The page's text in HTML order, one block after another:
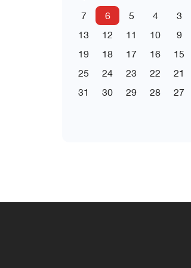
3
4
5
6
7
9
10
11
12
13
15
16
17
18
19
21
22
23
24
25
27
28
29
30
31